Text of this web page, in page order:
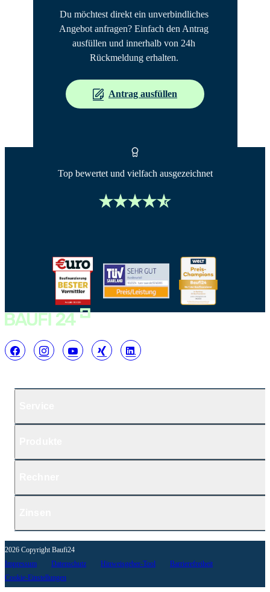
Du möchtest direkt ein unverbindliches
Angebot anfragen? Einfach den Antrag
ausfüllen und innerhalb von 24h
Rückmeldung erhalten.
Antrag ausfüllen
Top bewertet und vielfach ausgezeichnet
2026 Copyright Baufi24
Impressum
Datenschutz Hinweisgeber-Tool
Barrierefreiheit
Cookie-Einstellungen